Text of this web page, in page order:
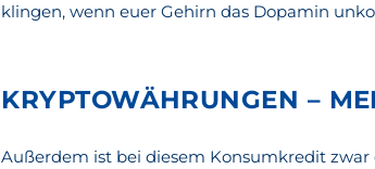
klingen, wenn euer Gehirn das Dopamin
KRYPTOWÄHRUNGEN –
Außerdem ist bei diesem Konsumkredit